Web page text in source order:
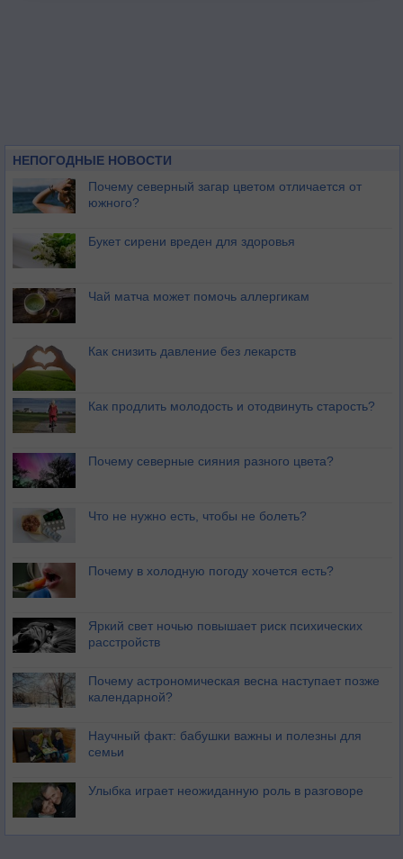
НЕПОГОДНЫЕ НОВОСТИ
Почему северный загар цветом отличается от
южного?
Букет сирени вреден для здоровья
Чай матча может помочь аллергикам
Как снизить давление без лекарств
Как продлить молодость и отодвинуть старость?
Почему северные сияния разного цвета?
Что не нужно есть, чтобы не болеть?
Почему в холодную погоду хочется есть?
Яркий свет ночью повышает риск психических
расстройств
Почему астрономическая весна наступает позже
календарной?
Научный факт: бабушки важны и полезны для
семьи
Улыбка играет неожиданную роль в разговоре